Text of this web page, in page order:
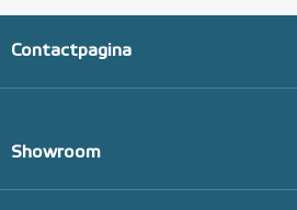
Contactpagina
Showroom